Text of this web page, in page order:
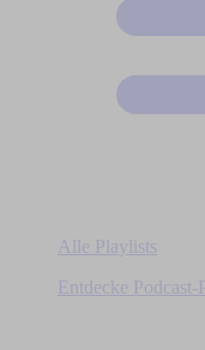
Alle Playlists
Entdecke